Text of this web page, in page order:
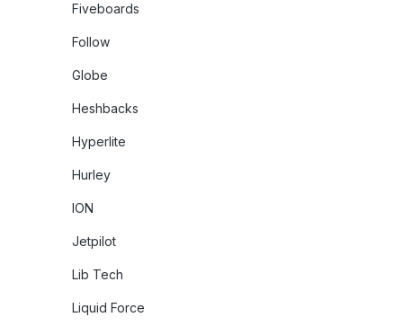
Fiveboards
Follow
Globe
Heshbacks
Hyperlite
Hurley
ION
Jetpilot
Lib Tech
Liquid Force